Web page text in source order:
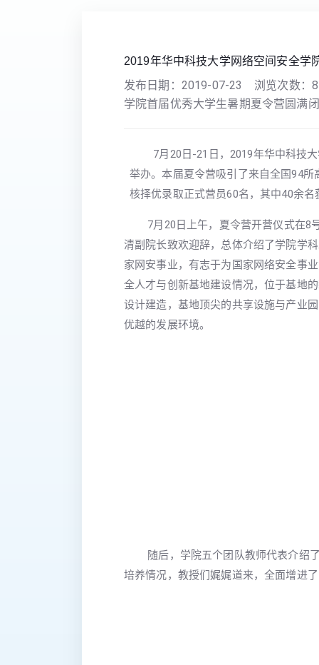
2019年华中科技大学网络空间安全学
发布日期： 2019-07-23 浏览次数：
学院首届优秀大学生暑期夏令营圆满
7月20日-21日，2019年华中科技大
举办。本届夏令营吸引了来自全国94
核择优录取正式营员60名，其中40余名
7月20日上午，夏令营开营仪式在8号
清副院长致欢迎辞，总体介绍了学院学
家网安事业，有志于为国家网络安全事
全人才与创新基地建设情况，位于基地
设计建造，基地顶尖的共享设施与产业
优越的发展环境。
随后，学院五个团队教师代表介绍
培养情况，教授们娓娓道来，全面增进